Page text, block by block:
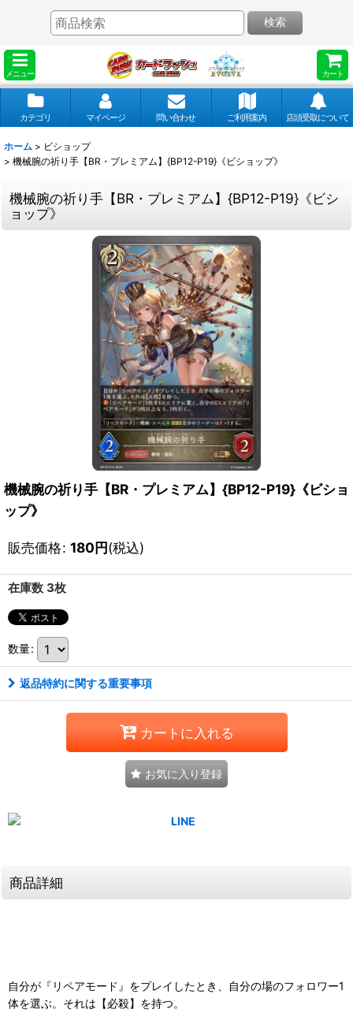
メニュー カート
検索
カテゴリ マイページ 問い合わせ ご利用案内 店頭受取について
ホーム > ビショップ
> 機械腕の祈り手【BR・プレミアム】{BP12-P19}《ビショップ》
機械腕の祈り手【BR・プレミアム】{BP12-P19}《ビシ
ョップ》
機械腕の祈り手【BR・プレミアム】{BP12-P19}《ビショ
ップ》
販売価格: 180円(税込)
在庫数 3枚
数量:
返品特約に関する重要事項
カートに入れる
お気に入り登録
商品詳細
自分が『リペアモード』をプレイしたとき、自分の場のフォロワー1
体を選ぶ。それは【必殺】を持つ。